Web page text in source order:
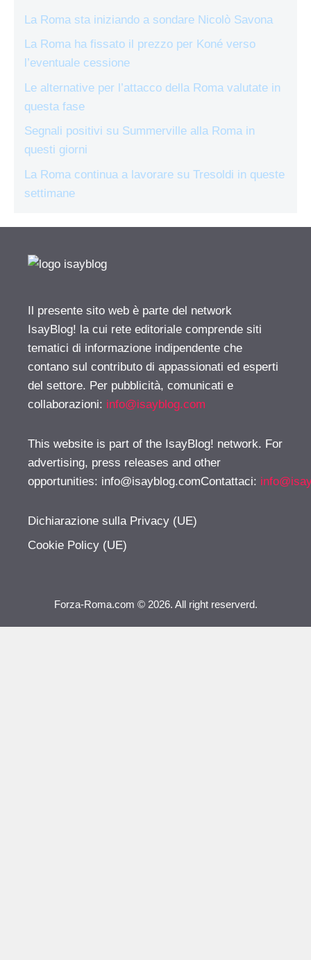
La Roma sta iniziando a sondare Nicolò Savona
La Roma ha fissato il prezzo per Koné verso
l’eventuale cessione
Le alternative per l’attacco della Roma valutate in
questa fase
Segnali positivi su Summerville alla Roma in
questi giorni
La Roma continua a lavorare su Tresoldi in queste
settimane
Il presente sito web è parte del network
IsayBlog! la cui rete editoriale comprende siti
tematici di informazione indipendente che
contano sul contributo di appassionati ed esperti
del settore. Per pubblicità, comunicati e
collaborazioni: info@isayblog.com
This website is part of the IsayBlog! network. For
advertising, press releases and other
opportunities: info@isayblog.comContattaci:
Dichiarazione sulla Privacy (UE)
Cookie Policy (UE)
Forza-Roma.com © 2026. All right reserverd.